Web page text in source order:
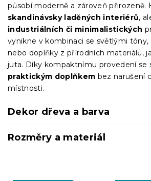
působí moderně a zároveň přirozeně.
skandinávsky laděných interiérů,
industriálních či minimalistických
vynikne v kombinaci se světlými
nebo doplňky z přírodních materiálů,
juta. Díky kompaktnímu provedení se
praktickým doplňkem bez narušení
místnosti.
Dekor dřeva a barva
Rozměry a materiál